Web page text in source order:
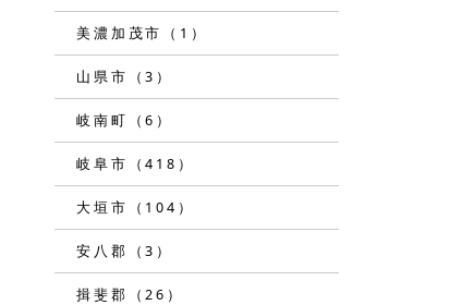
美濃加茂市（1）
山県市（3）
岐南町（6）
岐阜市（418）
大垣市（104）
安八郡（3）
揖斐郡（26）